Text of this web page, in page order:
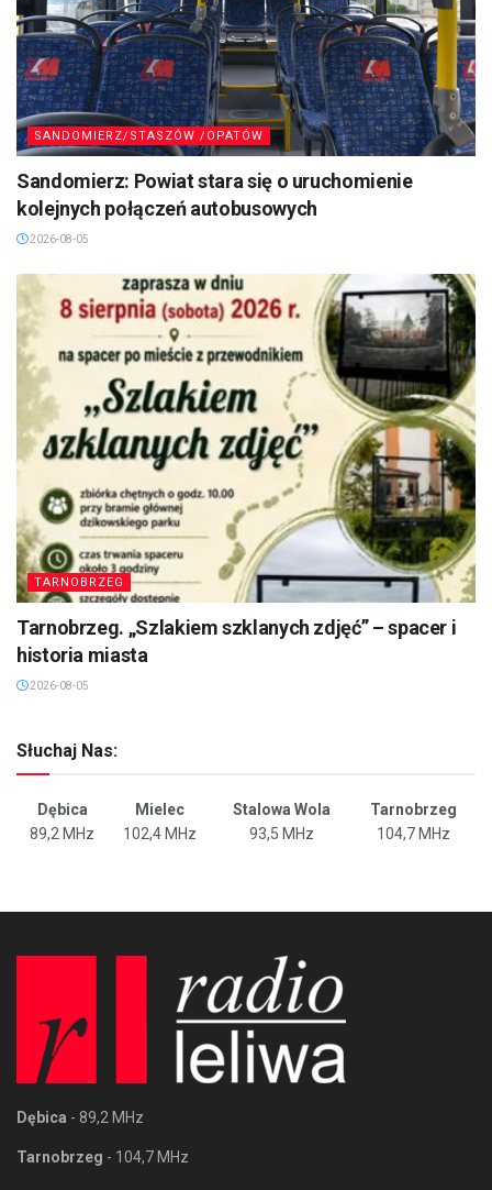
SANDOMIERZ/STASZÓW /OPATÓW
Sandomierz: Powiat stara się o uruchomienie
kolejnych połączeń autobusowych
2026-08-05
TARNOBRZEG
Tarnobrzeg. „Szlakiem szklanych zdjęć” – spacer i
historia miasta
2026-08-05
Słuchaj Nas:
Dębica Mielec Stalowa Wola
Tarnobrzeg
89,2 MHz
102,4 MHz 93,5 MHz 104,7 MHz
Dębica - 89,2 MHz
Tarnobrzeg - 104,7 MHz